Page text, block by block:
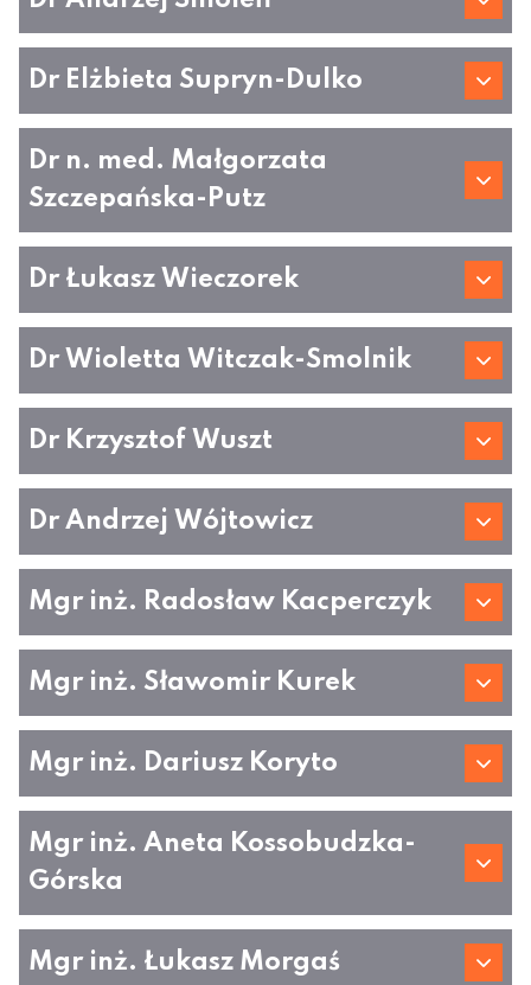
Dr Elżbieta Supryn-Dulko
Dr n. med. Małgorzata
Szczepańska-Putz
Dr Łukasz Wieczorek
Dr Wioletta Witczak-Smolnik
Dr Krzysztof Wuszt
Dr Andrzej Wójtowicz
Mgr inż. Radosław Kacperczyk
Mgr inż. Sławomir Kurek
Mgr inż. Dariusz Koryto
Mgr inż. Aneta Kossobudzka-
Górska
Mgr inż. Łukasz Morgaś